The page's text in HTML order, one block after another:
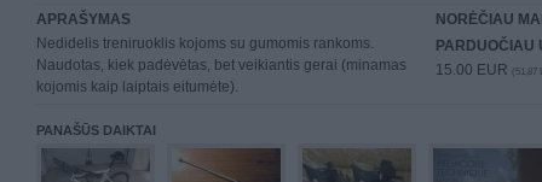
APRAŠYMAS
Nedidelis treniruoklis kojoms su gumomis rankoms.
Naudotas, kiek padėvėtas, bet veikiantis gerai (minamas
kojomis kaip laiptais eitumėte).
NORĖČIAU
PARDUOČIAU
15.00 EUR (51,87
PANAŠŪS DAIKTAI